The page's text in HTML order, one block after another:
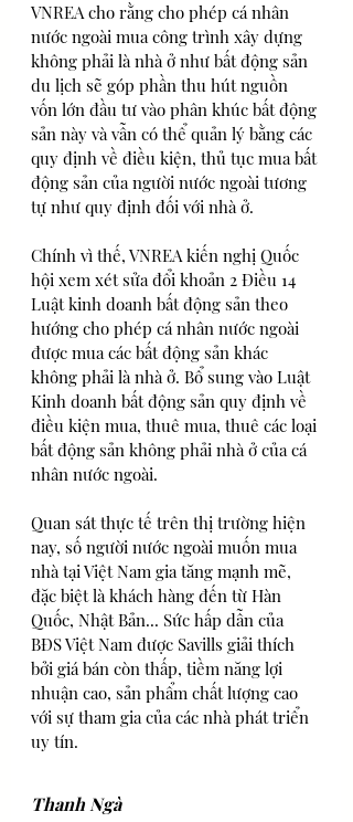
VNREA cho rằng cho phép cá nhân
nước ngoài mua công trình xây dựng
không phải là nhà ở như bất động sản
du lịch sẽ góp phần thu hút nguồn
vốn lớn đầu tư vào phân khúc bất động
sản này và vẫn có thể quản lý bằng các
quy định về điều kiện, thủ tục mua bất
động sản của người nước ngoài tương
tự như quy định đối với nhà ở.
Chính vì thế, VNREA kiến nghị Quốc
hội xem xét sửa đổi khoản 2 Điều 14
Luật kinh doanh bất động sản theo
hướng cho phép cá nhân nước ngoài
được mua các bất động sản khác
không phải là nhà ở. Bổ sung vào Luật
Kinh doanh bất động sản quy định về
điều kiện mua, thuê mua, thuê các loại
bất động sản không phải nhà ở của cá
nhân nước ngoài.
Quan sát thực tế trên thị trường hiện
nay, số người nước ngoài muốn mua
nhà tại Việt Nam gia tăng mạnh mẽ,
đặc biệt là khách hàng đến từ Hàn
Quốc, Nhật Bản... Sức hấp dẫn của
BĐS Việt Nam được Savills giải thích
bởi giá bán còn thấp, tiềm năng lợi
nhuận cao, sản phẩm chất lượng cao
với sự tham gia của các nhà phát triển
uy tín.
Thanh Ngà